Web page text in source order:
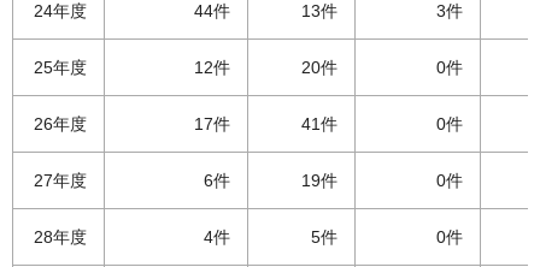
24年度 44件 13件 3件
25年度 12件 20件 0件
26年度 17件 41件 0件
27年度 6件 19件 0件
28年度 4件 5件 0件